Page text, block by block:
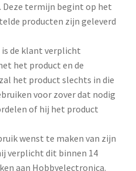
Deze termijn begint op het
producten zijn geleverd
de klant verplicht
het product en de
het product slechts in die
voor zover dat nodig
of hij het product
wenst te maken van zijn
verplicht dit binnen 14
aan Hobbyelectronica.